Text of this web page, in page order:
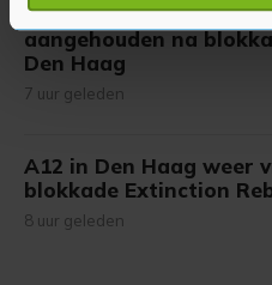
U kunt uw toestemming op
intrekken in de
Met cookies werkt onze
onze cookiepagina kun je
gemaakte keuze altijd
Tientallen XR-
aangehouden na
Den Haag
7 uur geleden
A12 in Den Haag weer
blokkade Extinction
8 uur geleden